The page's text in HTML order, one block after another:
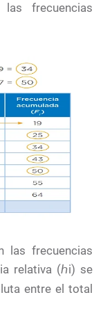
frecuencias
las frecuencias
relativa (ℎi) se
entre el total